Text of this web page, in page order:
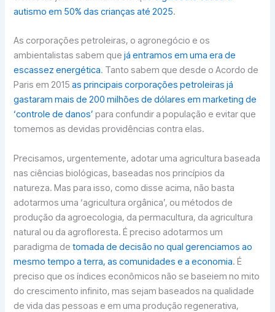
autismo em 50% das crianças até 2025.
As corporações petroleiras, o agronegócio e os
ambientalistas sabem quejá entramos em uma era de
escassez energética. Tanto sabem que desde o Acordo de
Paris em 2015as principais corporações petroleiras já
gastaram mais de 200 milhões de dólares em marketing de
‘controle de danos’ para confundir a população e evitar que
tomemos as devidas providências contra elas.
Precisamos, urgentemente, adotar uma agricultura baseada
nas ciências biológicas, baseadas nos princípios da
natureza. Mas para isso, como disse acima, não basta
adotarmos uma ‘agricultura orgânica’, ou métodos de
produção da agroecologia, da permacultura, da agricultura
natural ou da agrofloresta. É preciso adotarmos um
paradigma detomada de decisão no qual gerenciamos ao
mesmo tempo a terra, as comunidades e a economia. É
preciso que os índices econômicos não se baseiem no mito
do crescimento infinito, mas sejam baseados na qualidade
de vida das pessoas e em uma produção regenerativa,